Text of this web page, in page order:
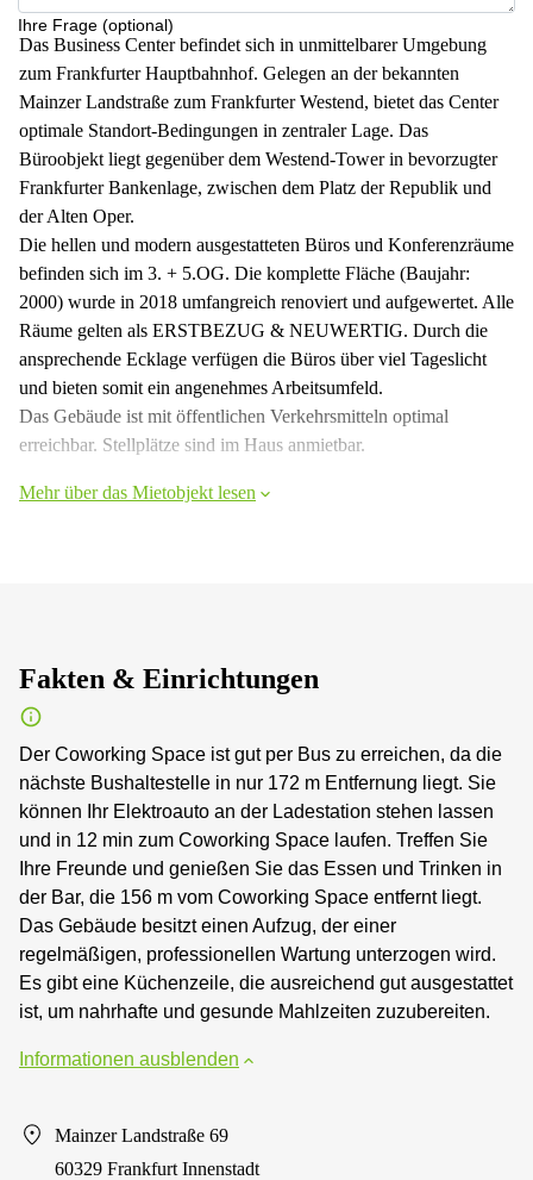
Ihre Frage (optional)
Das Business Center befindet sich in unmittelbarer Umgebung
zum Frankfurter Hauptbahnhof. Gelegen an der bekannten
Mainzer Landstraße zum Frankfurter Westend, bietet das Center
optimale Standort-Bedingungen in zentraler Lage. Das
Büroobjekt liegt gegenüber dem Westend-Tower in bevorzugter
Frankfurter Bankenlage, zwischen dem Platz der Republik und
der Alten Oper.
Die hellen und modern ausgestatteten Büros und Konferenzräume
befinden sich im 3. + 5.OG. Die komplette Fläche (Baujahr:
2000) wurde in 2018 umfangreich renoviert und aufgewertet. Alle
Räume gelten als ERSTBEZUG & NEUWERTIG. Durch die
ansprechende Ecklage verfügen die Büros über viel Tageslicht
und bieten somit ein angenehmes Arbeitsumfeld.
Das Gebäude ist mit öffentlichen Verkehrsmitteln optimal
erreichbar. Stellplätze sind im Haus anmietbar.
Mehr über das Mietobjekt lesen
Fakten & Einrichtungen
Der Coworking Space ist gut per Bus zu erreichen, da die
nächste Bushaltestelle in nur 172 m Entfernung liegt. Sie
können Ihr Elektroauto an der Ladestation stehen lassen
und in 12 min zum Coworking Space laufen. Treffen Sie
Ihre Freunde und genießen Sie das Essen und Trinken in
der Bar, die 156 m vom Coworking Space entfernt liegt.
Das Gebäude besitzt einen Aufzug, der einer
regelmäßigen, professionellen Wartung unterzogen wird.
Es gibt eine Küchenzeile, die ausreichend gut ausgestattet
ist, um nahrhafte und gesunde Mahlzeiten zuzubereiten.
Informationen ausblenden
Mainzer Landstraße 69
60329 Frankfurt Innenstadt